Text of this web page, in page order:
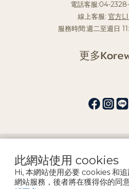
此網站使用 cookies
Hi, 本網站使用必要 cookies 和
網站服務，後者將在獲得你的同
電話客服:04-
線上客服: 官方
服務時間:週二至週日
更多
Copyright by 宏益髮